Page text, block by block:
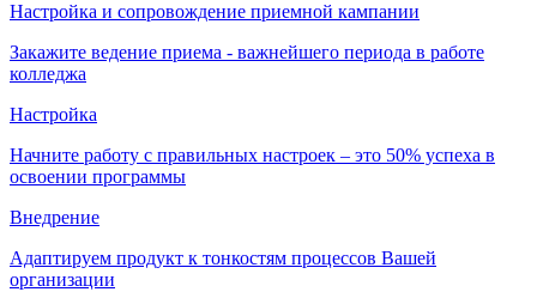
Настройка и сопровождение приемной кампании
Закажите ведение приема - важнейшего периода в работе
колледжа
Настройка
Начните работу с правильных настроек – это 50% успеха в
освоении программы
Внедрение
Адаптируем продукт к тонкостям процессов Вашей
организации